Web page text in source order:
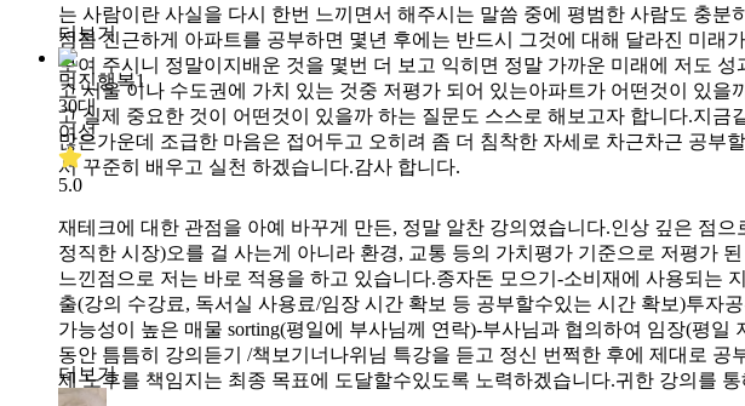
는 사람이란 사실을 다시 한번 느끼면서 해주시는 말씀 중에 평범한 사람도 충
점점 친근하게 아파트를 공부하면 몇년 후에는 반드시 그것에 대해 달라진 미래
보여 주시니 정말이지배운 것을 몇번 더 보고 익히면 정말 가까운 미래에 저도
고 서울 이나 수도권에 가치 있는 것중 저평가 되어 있는아파트가 어떤것이 있
고 실제 중요한 것이 어떤것이 있을까 하는 질문도 스스로 해보고자 합니다.지
많은가운데 조급한 마음은 접어두고 오히려 좀 더 침착한 자세로 차근차근 공부
서 꾸준히 배우고 실천 하겠습니다.감사 합니다.
더보기
멋진행복1
30대
여성
5.0
재테크에 대한 관점을 아예 바꾸게 만든, 정말 알찬 강의였습니다.인상 깊은 점
정직한 시장)오를 걸 사는게 아니라 환경, 교통 등의 가치평가 기준으로 저평가
느낀점으로 저는 바로 적용을 하고 있습니다.종자돈 모으기-소비재에 사용되는
출(강의 수강료, 독서실 사용료/임장 시간 확보 등 공부할수있는 시간 확보)투자
가능성이 높은 매물 sorting(평일에 부사님께 연락)-부사님과 협의하여 임장(평
동안 틈틈히 강의듣기 /책보기너나위님 특강을 듣고 정신 번쩍한 후에 제대로
제 노후를 책임지는 최종 목표에 도달할수있도록 노력하겠습니다.귀한 강의를
더보기